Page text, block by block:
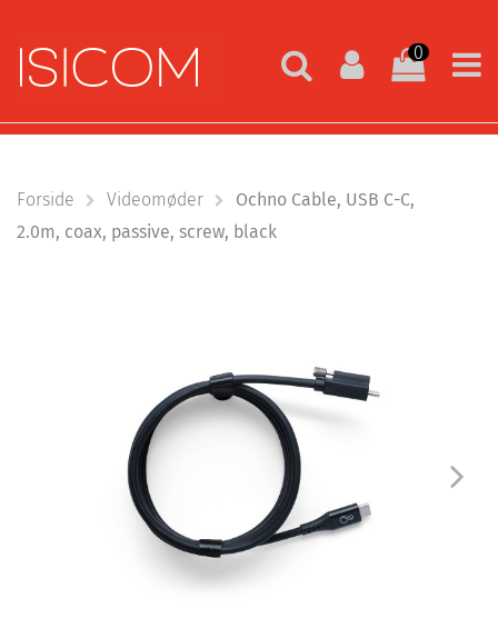
0
Forside Videomøder
Ochno Cable, USB C-C,
2.0m, coax, passive, screw, black